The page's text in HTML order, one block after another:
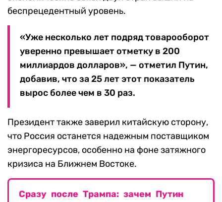
беспрецедентный уровень.
«Уже несколько лет подряд товарооборот
уверенно превышает отметку в 200
миллиардов долларов», — отметил Путин,
добавив, что за 25 лет этот показатель
вырос более чем в 30 раз.
Президент также заверил китайскую сторону,
что Россия останется надежным поставщиком
энергоресурсов, особенно на фоне затяжного
кризиса на Ближнем Востоке.
Сразу после Трампа: зачем Путин